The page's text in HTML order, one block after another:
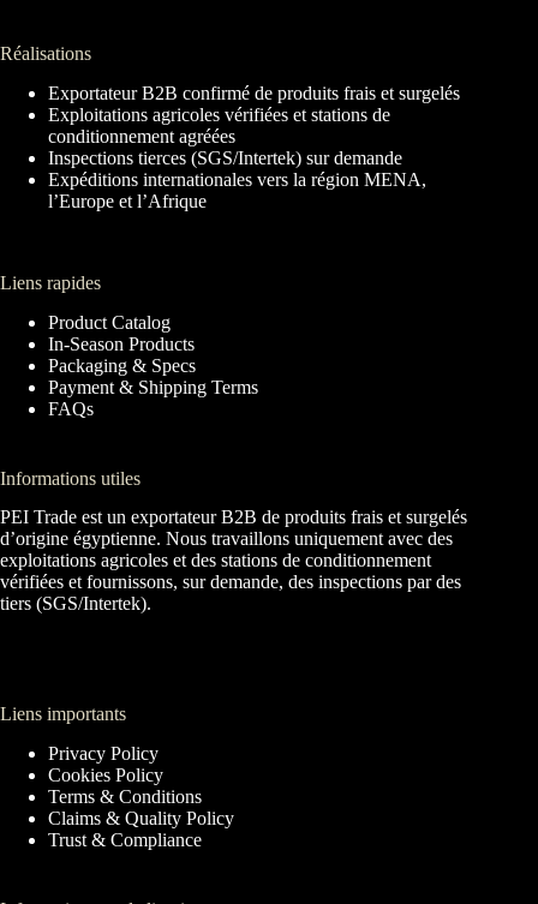
Réalisations
Exportateur B2B confirmé de produits frais et surgelés
Exploitations agricoles vérifiées et stations de
conditionnement agréées
Inspections tierces (SGS/Intertek) sur demande
Expéditions internationales vers la région MENA,
l’Europe et l’Afrique
Liens rapides
Product Catalog
In-Season Products
Packaging & Specs
Payment & Shipping Terms
FAQs
Informations utiles
PEI Trade est un exportateur B2B de produits frais et surgelés
d’origine égyptienne. Nous travaillons uniquement avec des
exploitations agricoles et des stations de conditionnement
vérifiées et fournissons, sur demande, des inspections par des
tiers (SGS/Intertek).
Liens importants
Privacy Policy
Cookies Policy
Terms & Conditions
Claims & Quality Policy
Trust & Compliance